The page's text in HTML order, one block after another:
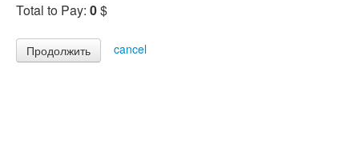
Total to Pay: 0$
cancel